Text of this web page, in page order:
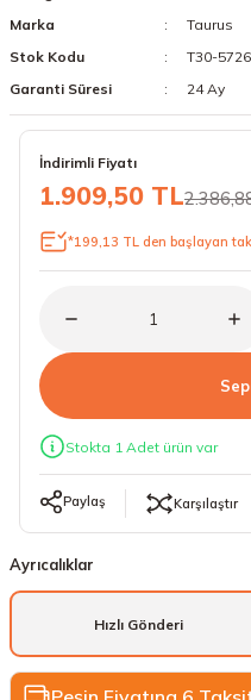
Marka
Taurus
Stok Kodu
T30-
Garanti Süresi
24 Ay
İndirimli Fiyatı
1.909,50 TL
*199,13 TL den başlayan
Stokta 1 Adet ürün var
Paylaş Karşılaştır
Ayrıcalıklar
Hızlı Gönderi